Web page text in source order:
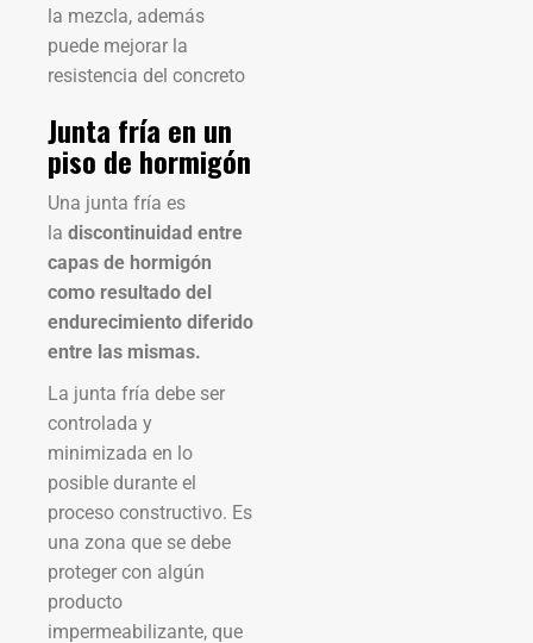
la mezcla, además
puede mejorar la
resistencia del concreto
Junta fría en un
piso de hormigón
Una junta fría es
la discontinuidad entre
capas de hormigón
como resultado del
endurecimiento diferido
entre las mismas.
La junta fría debe ser
controlada y
minimizada en lo
posible durante el
proceso constructivo. Es
una zona que se debe
proteger con algún
producto
impermeabilizante, que